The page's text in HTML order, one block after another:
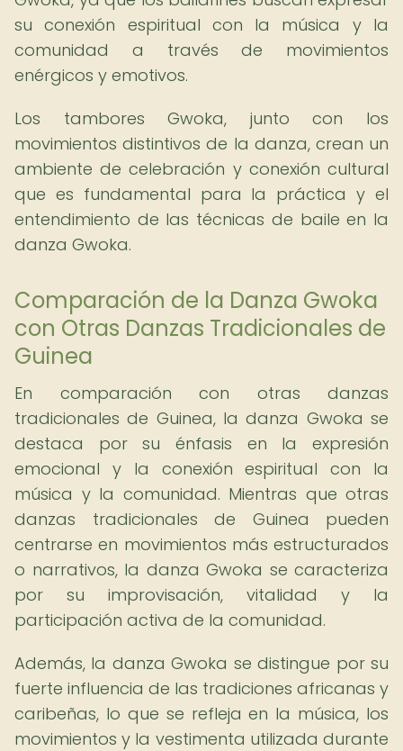
su conexión espiritual con la música y la
comunidad a través de movimientos
enérgicos y emotivos.
Los tambores Gwoka, junto con los
movimientos distintivos de la danza, crean un
ambiente de celebración y conexión cultural
que es fundamental para la práctica y el
entendimiento de las técnicas de baile en la
danza Gwoka.
Comparación de la Danza Gwoka
con Otras Danzas Tradicionales de
Guinea
En comparación con otras danzas
tradicionales de Guinea, la danza Gwoka se
destaca por su énfasis en la expresión
emocional y la conexión espiritual con la
música y la comunidad. Mientras que otras
danzas tradicionales de Guinea pueden
centrarse en movimientos más estructurados
o narrativos, la danza Gwoka se caracteriza
por su improvisación, vitalidad y la
participación activa de la comunidad.
Además, la danza Gwoka se distingue por su
fuerte influencia de las tradiciones africanas y
caribeñas, lo que se refleja en la música, los
movimientos y la vestimenta utilizada durante